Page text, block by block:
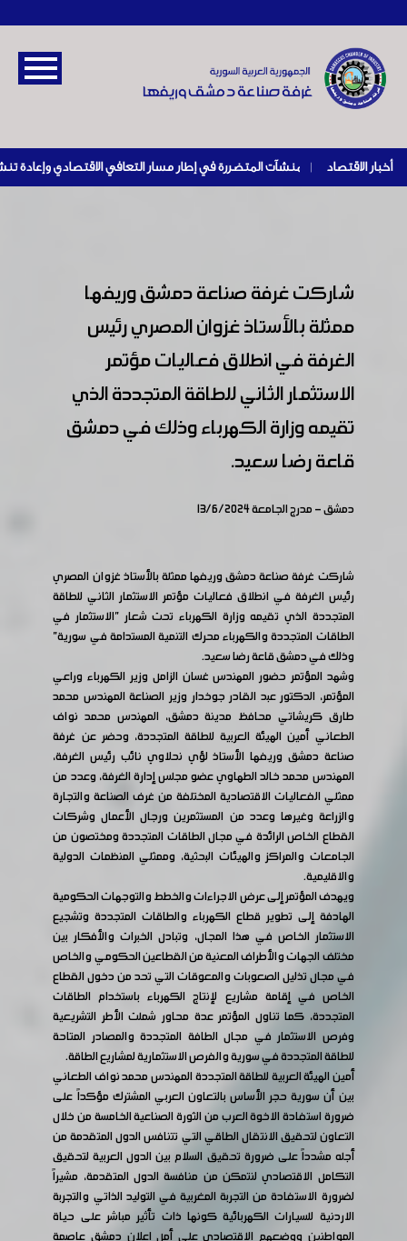
أخبار الاقتصاد |
شاركت غرفة صناعة دمشق وريفها
ممثلة بالأستاذ غزوان المصري رئيس
الغرفة في انطلاق فعاليات مؤتمر
الاستثمار الثاني للطاقة المتجددة الذي
تقيمه وزارة الكهرباء وذلك في دمشق
قاعة رضا سعيد.
دمشق - مدرج الجامعة 13/6/2024
شاركت غرفة صناعة دمشق وريفها ممثلة بالأستاذ غزوان المصري
رئيس الغرفة في انطلاق فعاليات مؤتمر الاستثمار الثاني للطاقة
المتجددة الذي تقيمه وزارة الكهرباء تحت شعار "الاستثمار في
الطاقات المتجددة والكهرباء محرك التنمية المستدامة في سورية"
وذلك في دمشق قاعة رضا سعيد.
وشهد المؤتمر حضور المهندس غسان الزامل وزير الكهرباء وراعي
المؤتمر، الدكتور عبد القادر جوخدار وزير الصناعة المهندس محمد
طارق كريشاتي محافظ مدينة دمشق، المهندس محمد نواف
الطعاني أمين الهيئة العربية للطاقة المتجددة، وحضر عن غرفة
صناعة دمشق وريفها الأستاذ لؤي نحلاوي نائب رئيس الغرفة،
المهندس محمد خالد الطهاوي عضو مجلس إدارة الغرفة، وعدد من
ممثلي الفعاليات الاقتصادية المختلفة من غرف الصناعة والتجارة
والزراعة وغيرها وعدد من المستثمرين ورجال الأعمال وشركات
القطاع الخاص الرائدة في مجال الطاقات المتجددة ومختصون من
الجامعات والمراكز والهيئات البحثية، وممثلي المنظمات الدولية
والاقليمية.
ويهدف المؤتمر إلى عرض الاجراءات والخطط والتوجهات الحكومية
الهادفة إلى تطوير قطاع الكهرباء والطاقات المتجددة وتشجيع
الاستثمار الخاص في هذا المجال، وتبادل الخبرات والأفكار بين
مختلف الجهات والأطراف المعنية من القطاعين الحكومي والخاص
في مجال تذليل الصعوبات والمعوقات التي تحد من دخول القطاع
الخاص في إقامة مشاريع لإنتاج الكهرباء باستخدام الطاقات
المتجددة، كما تناول المؤتمر عدة محاور شملت الأطر التشريعية
وفرص الاستثمار في مجال الطافة المتجددة والمصادر المتاحة
للطاقة المتجددة في سورية والفرص الاستثمارية لمشاريع الطاقة.
أمين الهيئة العربية للطاقة المتجددة المهندس محمد نواف الطعاني
بين أن سورية حجر الأساس بالتعاون العربي المشترك مؤكداً على
ضرورة استفادة الاخوة العرب من الثورة الصناعية الخامسة من خلال
التعاون لتحقيق الانتقال الطاقي التي تتنافس الدول المتقدمة من
أجله مشدداً على ضرورة تحقيق السلام بين الدول العربية لتحقيق
التكامل الاقتصادي لنتمكن من منافسة الدول المتقدمة، مشيراً
لضرورة الاستفادة من التجربة المغربية في التوليد الذاتي والتجربة
الاردنية للسيارات الكهربائية كونها ذات تأثير مباشر على حياة